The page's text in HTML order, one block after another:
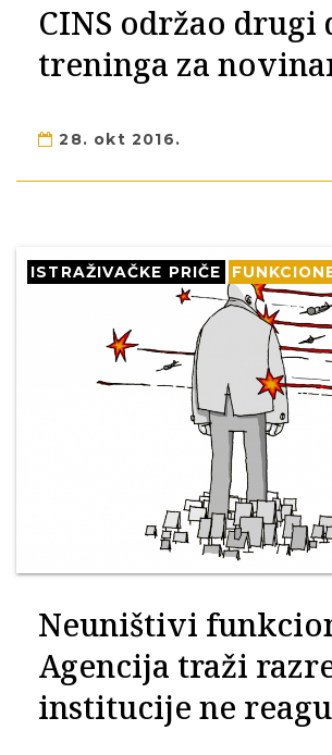
CINS održao drugi
treninga za
28. okt 2016.
ISTRAŽIVAČKE PRIČE
Neuništivi
Agencija traži
institucije ne